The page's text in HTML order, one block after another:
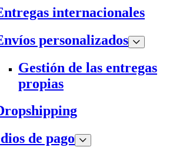
internacionales
personalizados
Gestión de las entregas
propias
de pago